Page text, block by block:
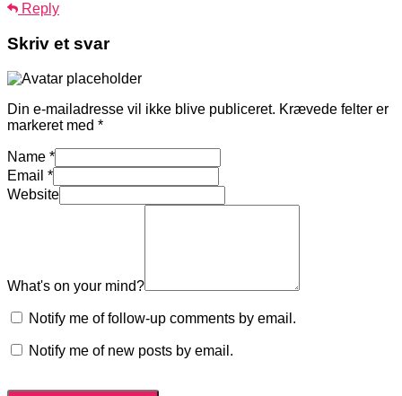
Reply
Skriv et svar
Din e-mailadresse vil ikke blive publiceret. Krævede felter er
markeret med *
Name *
Email *
Website
What's on your mind?
Notify me of follow-up comments by email.
Notify me of new posts by email.